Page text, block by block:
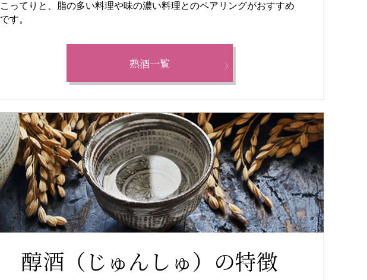
こってりと、脂の多い料理や味の濃い料理とのペアリングがおすすめ
です。
熟酒一覧
醇酒（じゅんしゅ）の特徴